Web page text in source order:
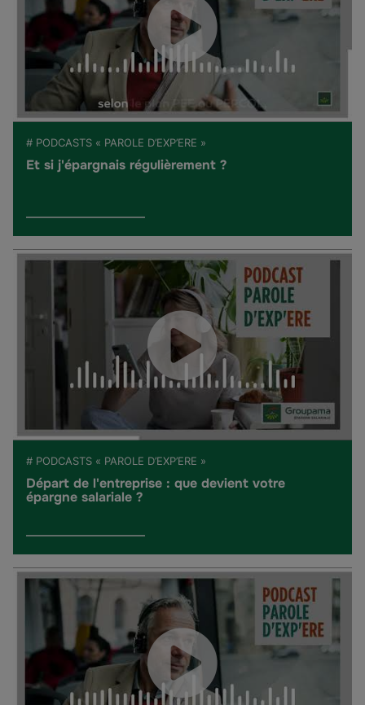
# PODCASTS « PAROLE D’EXP’ERE »
Et si j'épargnais régulièrement ?
# PODCASTS « PAROLE D’EXP’ERE »
Départ de l'entreprise : que devient votre
épargne salariale ?